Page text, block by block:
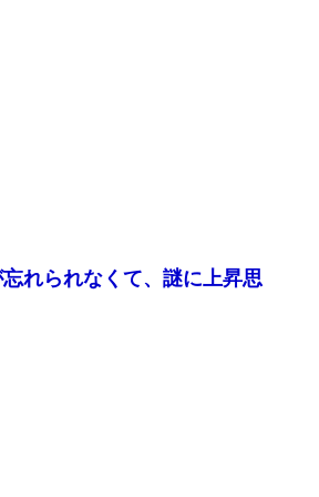
れられなくて、謎に上昇思